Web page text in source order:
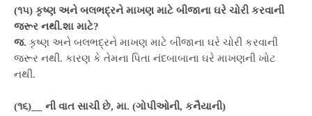
(૧૫) કૃષ્ણ અને બલભદ્રને માખણ માટે બીજાના ઘરે ચોરી કરવાની
જરૂર નથી.શા માટે?
જ. કૃષ્ણ અને બલભદ્રને માખણ માટે બીજાના ઘરે ચોરી કરવાની
જરૂર નથી. કારણ કે તેમના પિતા નંદબાબાના ઘરે માખણની ખોટ
નથી.
(૧૬)__ ની વાત સાચી છે, મા. (ગોપીઓની, કનૈયાની)